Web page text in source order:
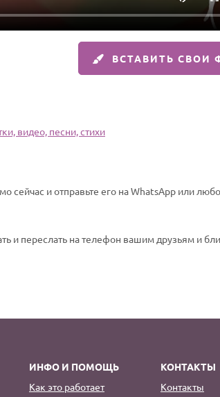
ВСТАВИТЬ СВОИ
видео, песни, стихи
сейчас и отправьте его на WhatsApp или
и переслать на телефон вашим друзьям и
ИНФО И ПОМОЩЬ
Как это работает
КОНТАКТЫ
Контакты